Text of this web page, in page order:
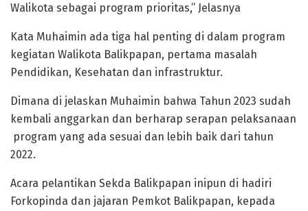
Walikota sebagai program prioritas,” Jelasnya
Kata Muhaimin ada tiga hal penting di dalam program
kegiatan Walikota Balikpapan, pertama masalah
Pendidikan, Kesehatan dan infrastruktur.
Dimana di jelaskan Muhaimin bahwa Tahun 2023 sudah
kembali anggarkan dan berharap serapan pelaksanaan
program yang ada sesuai dan lebih baik dari tahun
2022.
Acara pelantikan Sekda Balikpapan inipun di hadiri
Forkopinda dan jajaran Pemkot Balikpapan, kepada